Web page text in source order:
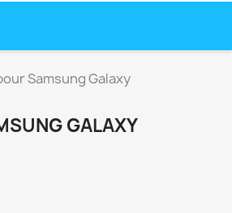
Samsung Galaxy
GALAXY